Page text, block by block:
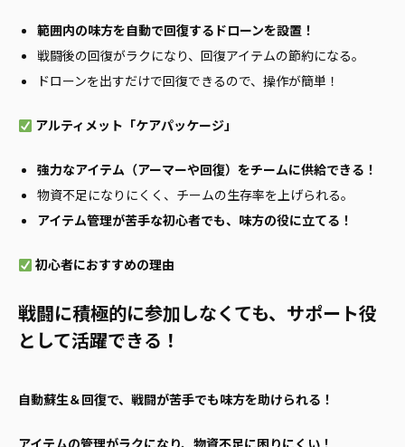
範囲内の味方を自動で回復するドローンを設置！
戦闘後の回復がラクになり、回復アイテムの節約になる。
ドローンを出すだけで回復できるので、操作が簡単！
アルティメット「ケアパッケージ」
強力なアイテム（アーマーや回復）をチームに供給できる！
物資不足になりにくく、チームの生存率を上げられる。
アイテム管理が苦手な初心者でも、味方の役に立てる！
初心者におすすめの理由
戦闘に積極的に参加しなくても、サポート役
として活躍できる！
自動蘇生＆回復で、戦闘が苦手でも味方を助けられる！